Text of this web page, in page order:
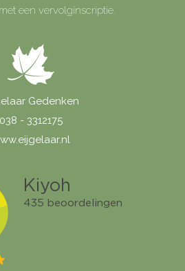
een vervolginscriptie.
Gedenken
038 - 3312175